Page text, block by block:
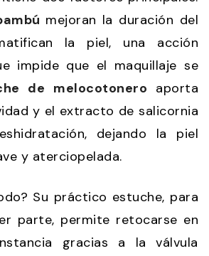
mejoran la duración del
la piel, una acción
impide que el maquillaje se
de melocotonero aporta
y el extracto de salicornia
dejando la piel
y aterciopelada.
Su práctico estuche, para
parte, permite retocarse en
gracias a la válvula